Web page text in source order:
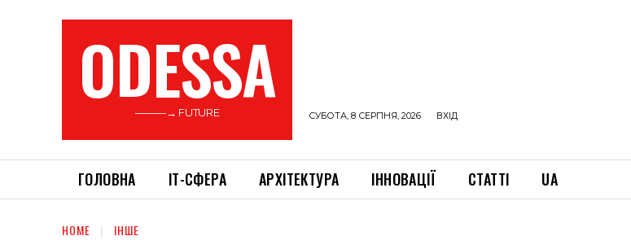
ODESSA
———→ FUTURE СУБОТА, 8 СЕРПНЯ, 2026 ВХІД
ГОЛОВНА ІТ-СФЕРА АРХІТЕКТУРА ІННОВАЦІЇ СТАТТІ UA
HOME ІНШЕ